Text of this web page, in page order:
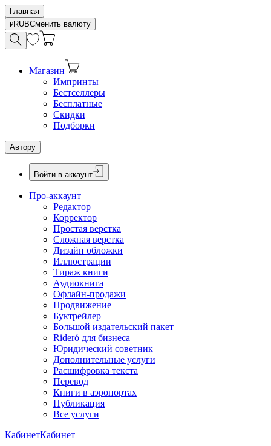
Главная
RUBСменить валюту
Магазин
Импринты
Бестселлеры
Бесплатные
Скидки
Подборки
Автору
Войти в аккаунт
Про-аккаунт
Редактор
Корректор
Простая верстка
Сложная верстка
Дизайн обложки
Иллюстрации
Тираж книги
Аудиокнига
Офлайн-продажи
Продвижение
Буктрейлер
Большой издательский пакет
Rideró для бизнеса
Юридический советник
Дополнительные услуги
Расшифровка текста
Перевод
Книги в аэропортах
Публикация
Все услуги
КабинетКабинет